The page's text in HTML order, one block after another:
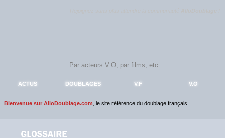
ACTUS DOUBLAGES V.F V.O
Bienvenue sur AlloDoublage.com , le site référence du doublage français.